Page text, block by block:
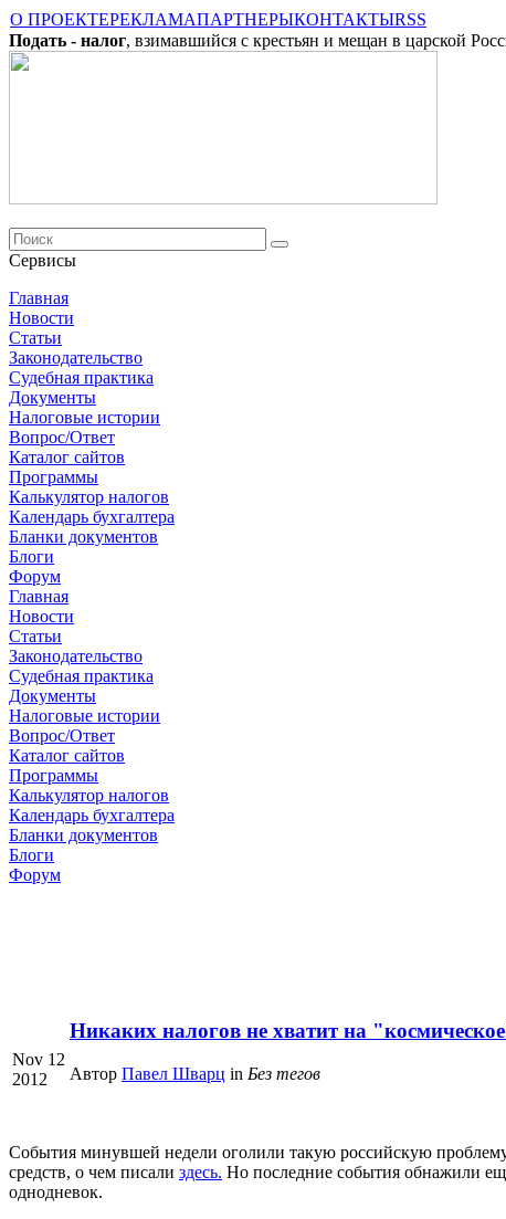
О ПРОЕКТЕРЕКЛАМАПАРТНЕРЫКОНТАКТЫRSS
Подать - налог, взимавшийся с крестьян и мещан в царской
Сервисы
Главная
Новости
Cтатьи
Законодательство
Судебная практика
Документы
Налоговые истории
Вопрос/Ответ
Каталог сайтов
Программы
Калькулятор налогов
Календарь бухгалтера
Бланки документов
Блоги
Форум
Главная
Новости
Cтатьи
Законодательство
Судебная практика
Документы
Налоговые истории
Вопрос/Ответ
Каталог сайтов
Программы
Калькулятор налогов
Календарь бухгалтера
Бланки документов
Блоги
Форум
Nov 12
2012
Никаких налогов не хватит на
Автор Павел Шварц in Без тегов
События минувшей недели оголили такую российскую
средств, о чем писали здесь. Но последние события обнажили
однодневок.